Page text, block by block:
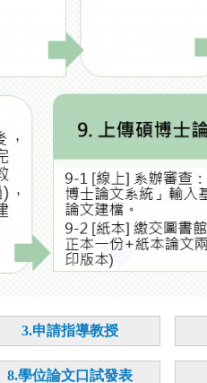
3.申請指導教授
8.學位論文口試發表